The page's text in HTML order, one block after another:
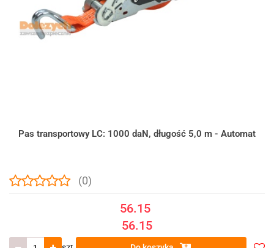
Pas transportowy LC: 1000 daN, długość 5,0 m - Automat
(0)
56.15
56.15